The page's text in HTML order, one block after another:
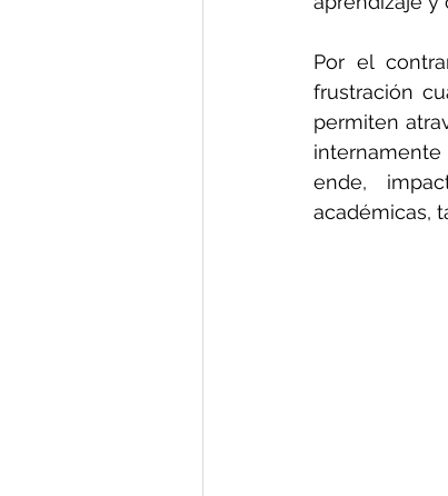
Por el
frustración
permiten
ende,
académicas,